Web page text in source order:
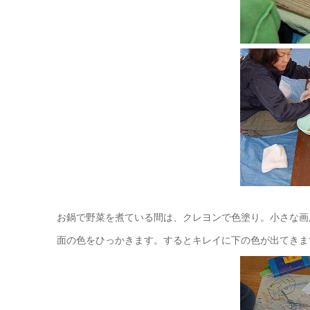
お鍋で野菜を煮ている間は、クレヨンで色塗り。小さな
面の色をひっかきます。するとキレイに下の色が出てき